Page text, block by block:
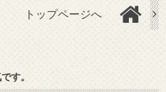
トップページへ
す。